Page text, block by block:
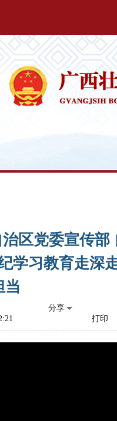
区党委宣传
学习教育走
当
分享
打印